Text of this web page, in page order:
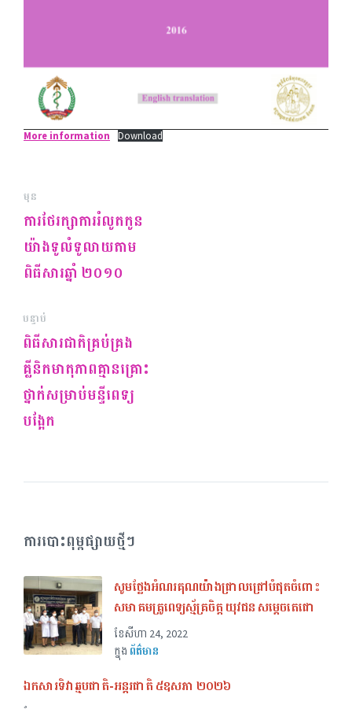
More information Download
មុន
ការថែរក្សាការរំលូតកូន
យ៉ាងទូលំទូលាយតាម
ពិធីសារឆ្នាំ ២០១០
បន្ទាប់
ពិធីសារជាតិគ្រប់គ្រង
គ្លីនិកមាតុភាពគ្មានគ្រោះ
ថ្នាក់សម្រាប់មន្ទីពេទ្យ
បង្អែក
ការបោះពុម្ពផ្សាយថ្មីៗ
សូមថ្លែងអំណរគុណយ៉ាងជ្រាលជ្រៅបំផុតចំពោះ
សមាគមគ្រូពេទ្យស្ម័គ្រចិត្ត យុវជន សម្តេចតេជោ
ខែ​សីហា 24, 2022
ក្នុង ព័ត៌មាន
ឯកសារទិវាឆ្មបជាតិ-អន្តរជាតិ ៥ឧសភា ២០២៦